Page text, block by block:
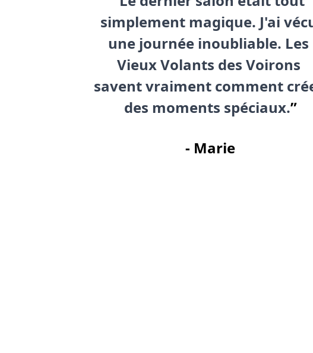
simplement magique. J'ai
une journée inoubliable. Les
Vieux Volants des Voirons
savent vraiment comment
des moments spéciaux.”
- Marie